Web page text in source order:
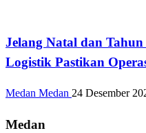
Jelang Natal dan
Logistik Pastikan
Medan Medan 24 Desember
Medan